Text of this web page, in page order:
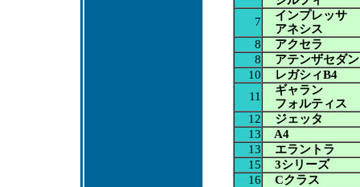
7
インプレッサ
アネシス
8
アクセラ
8
アテンザセダン
10
レガシィB4
11
ギャラン
フォルティス
12
ジェッタ
13
A4
13
エラントラ
15
3シリーズ
16
Cクラス